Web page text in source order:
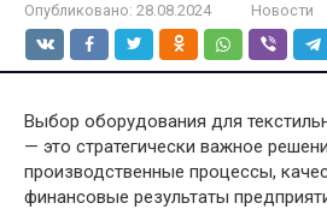
Опубликовано: 28.08.2024 Новости
Выбор оборудования для
— это стратегически важное
производственные процессы,
финансовые результаты